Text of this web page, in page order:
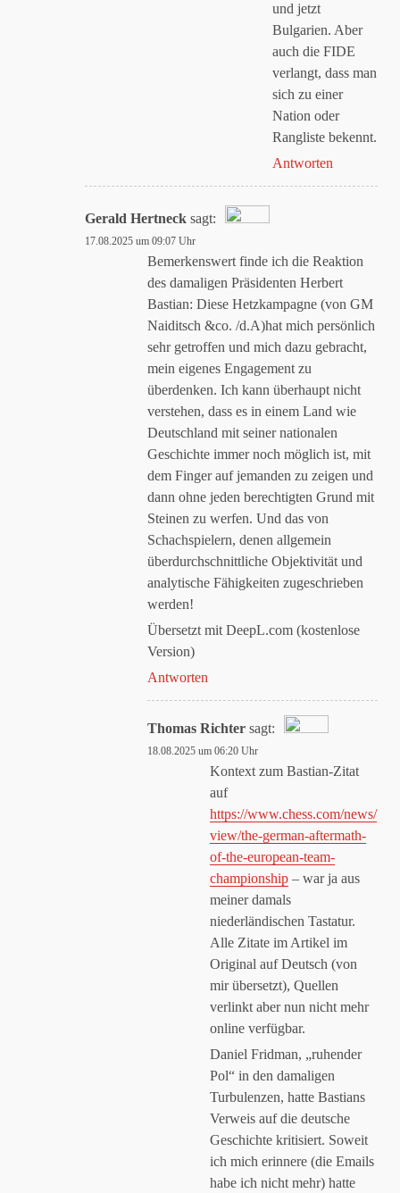
und jetzt
Bulgarien. Aber
auch die FIDE
verlangt, dass man
sich zu einer
Nation oder
Rangliste bekennt.
Antworten
Gerald Hertneck sagt:
Das „Echte-Person“-Abzeichen!
Anti-Spam von CleanTalk
17.08.2025 um 09:07 Uhr
Bemerkenswert finde ich die Reaktion
des damaligen Präsidenten Herbert
Bastian: Diese Hetzkampagne (von GM
Naiditsch &co. /d.A)hat mich persönlich
sehr getroffen und mich dazu gebracht,
mein eigenes Engagement zu
überdenken. Ich kann überhaupt nicht
verstehen, dass es in einem Land wie
Deutschland mit seiner nationalen
Geschichte immer noch möglich ist, mit
dem Finger auf jemanden zu zeigen und
dann ohne jeden berechtigten Grund mit
Steinen zu werfen. Und das von
Schachspielern, denen allgemein
überdurchschnittliche Objektivität und
analytische Fähigkeiten zugeschrieben
werden!
Übersetzt mit DeepL.com (kostenlose
Version)
Antworten
Thomas Richter sagt:
Das „Echte-Person“-Abzeichen!
Anti-Spam von CleanTalk
18.08.2025 um 06:20 Uhr
Kontext zum Bastian-Zitat
auf
https://www.chess.com/news/
view/the-german-aftermath-
of-the-european-team-
championship – war ja aus
meiner damals
niederländischen Tastatur.
Alle Zitate im Artikel im
Original auf Deutsch (von
mir übersetzt), Quellen
verlinkt aber nun nicht mehr
online verfügbar.
Daniel Fridman, „ruhender
Pol“ in den damaligen
Turbulenzen, hatte Bastians
Verweis auf die deutsche
Geschichte kritisiert. Soweit
ich mich erinnere (die Emails
habe ich nicht mehr) hatte